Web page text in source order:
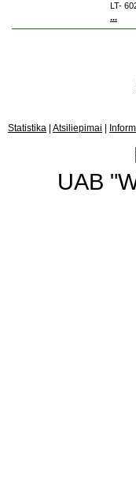
LT-
...
Statistika Atsiliepimai
UAB